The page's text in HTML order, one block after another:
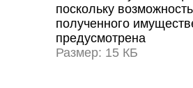
поскольку
полученного
предусмотрена
Размер: 15 КБ